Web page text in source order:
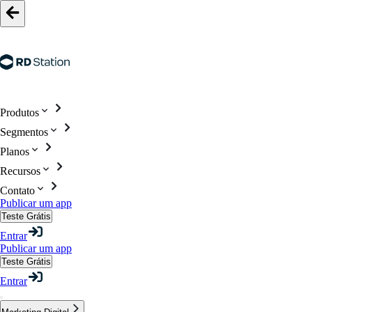
Produtos
Segmentos
Planos
Recursos
Contato
Publicar um app
Teste Grátis
Entrar
Publicar um app
Teste Grátis
Entrar